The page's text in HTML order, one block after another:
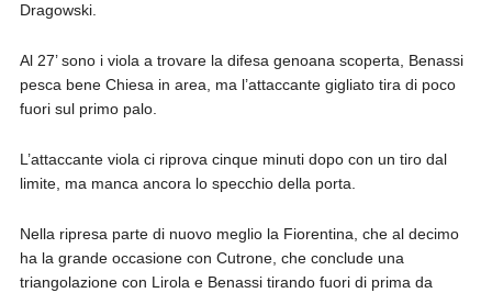
Dragowski.
Al 27’ sono i viola a trovare la difesa genoana scoperta, Benassi
pesca bene Chiesa in area, ma l’attaccante gigliato tira di poco
fuori sul primo palo.
L’attaccante viola ci riprova cinque minuti dopo con un tiro dal
limite, ma manca ancora lo specchio della porta.
Nella ripresa parte di nuovo meglio la Fiorentina, che al decimo
ha la grande occasione con Cutrone, che conclude una
triangolazione con Lirola e Benassi tirando fuori di prima da